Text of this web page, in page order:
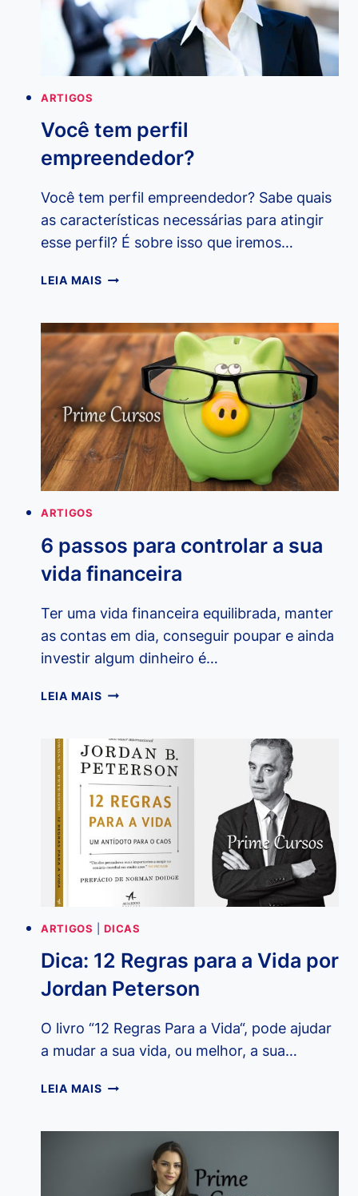
ARTIGOS
Você tem perfil
empreendedor?
Você tem perfil empreendedor? Sabe quais
as características necessárias para atingir
esse perfil? É sobre isso que iremos…
LEIA MAISVOCÊ
EMPREENDEDOR?
ARTIGOS
6 passos para controlar a sua
vida financeira
Ter uma vida financeira equilibrada, manter
as contas em dia, conseguir poupar e ainda
investir algum dinheiro é…
LEIA MAIS6
CONTROLAR
A
SUA
VIDA
FINANCEIRA
ARTIGOS |DICAS
Dica: 12 Regras para a Vida por
Jordan Peterson
O livro “12 Regras Para a Vida“, pode ajudar
a mudar a sua vida, ou melhor, a sua…
LEIA MAISDICA: